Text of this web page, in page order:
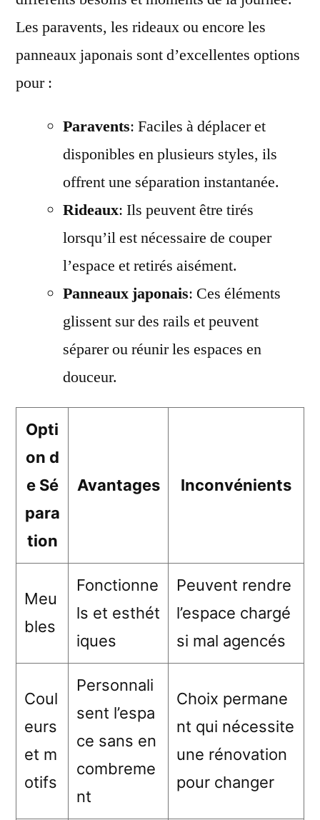
Les paravents, les rideaux ou encore les
panneaux japonais sont d’excellentes options
pour :
Paravents: Faciles à déplacer et
disponibles en plusieurs styles, ils
offrent une séparation instantanée.
Rideaux: Ils peuvent être tirés
lorsqu’il est nécessaire de couper
l’espace et retirés aisément.
Panneaux japonais: Ces éléments
glissent sur des rails et peuvent
séparer ou réunir les espaces en
douceur.
Opti
on d
e Sé
para
tion
Avantages Inconvénients
Meu
bles
Fonctionne
ls et esthét
iques
Peuvent rendre
l’espace chargé
si mal agencés
Coul
eurs
et m
otifs
Personnali
sent l’espa
ce sans en
combreme
nt
Choix permane
nt qui nécessite
une rénovation
pour changer